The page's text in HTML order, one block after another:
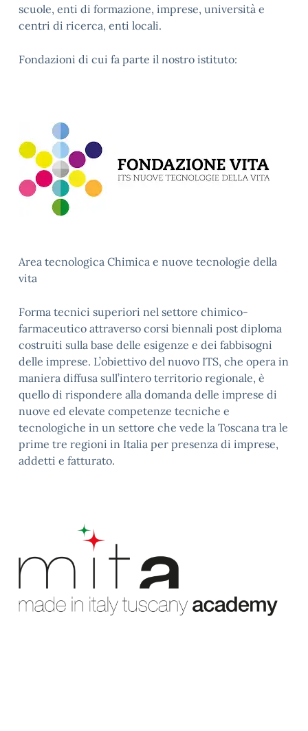
scuole, enti di formazione, imprese, università e
centri di ricerca, enti locali.
Fondazioni di cui fa parte il nostro istituto:
Area tecnologica Chimica e nuove tecnologie della
vita
Forma tecnici superiori nel settore chimico-
farmaceutico attraverso corsi biennali post diploma
costruiti sulla base delle esigenze e dei fabbisogni
delle imprese. L’obiettivo del nuovo ITS, che opera in
maniera diffusa sull’intero territorio regionale, è
quello di rispondere alla domanda delle imprese di
nuove ed elevate competenze tecniche e
tecnologiche in un settore che vede la Toscana tra le
prime tre regioni in Italia per presenza di imprese,
addetti e fatturato.